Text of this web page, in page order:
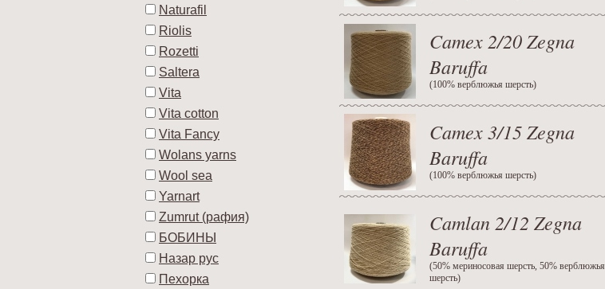
Naturafil
Riolis
Rozetti
Saltera
Vita
Vita cotton
Vita Fancy
Wolans yarns
Wool sea
Yarnart
Zumrut (рафия)
БОБИНЫ
Назар рус
Пехорка
Camex 2/20 Zegna
Baruffa
(100% верблюжья шерсть)
Camex 3/15 Zegna
Baruffa
(100% верблюжья шерсть)
Camlan 2/12 Zegna
Baruffa
(50% мериносовая шерсть, 50% верблюжья
шерсть)